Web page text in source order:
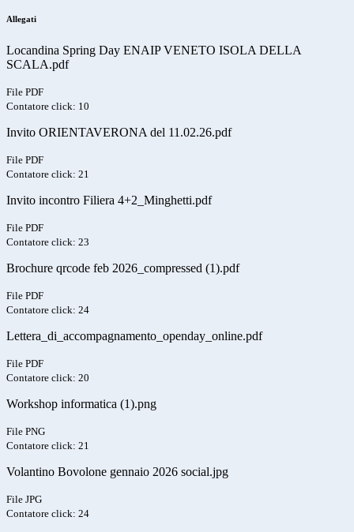
Allegati
Locandina Spring Day ENAIP VENETO ISOLA DELLA
SCALA.pdf
File PDF
Contatore click: 10
Invito ORIENTAVERONA del 11.02.26.pdf
File PDF
Contatore click: 21
Invito incontro Filiera 4+2_Minghetti.pdf
File PDF
Contatore click: 23
Brochure qrcode feb 2026_compressed (1).pdf
File PDF
Contatore click: 24
Lettera_di_accompagnamento_openday_online.pdf
File PDF
Contatore click: 20
Workshop informatica (1).png
File PNG
Contatore click: 21
Volantino Bovolone gennaio 2026 social.jpg
File JPG
Contatore click: 24